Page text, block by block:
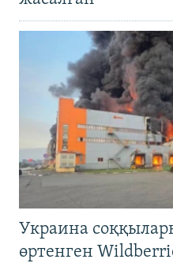
Украина
өртенген